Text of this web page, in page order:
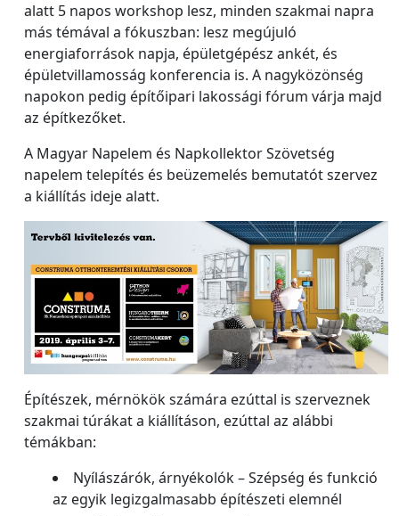
alatt 5 napos workshop lesz, minden szakmai napra
más témával a fókuszban: lesz megújuló
energiaforrások napja, épületgépész ankét, és
épületvillamosság konferencia is. A nagyközönség
napokon pedig építőipari lakossági fórum várja majd
az építkezőket.
A Magyar Napelem és Napkollektor Szövetség
napelem telepítés és beüzemelés bemutatót szervez
a kiállítás ideje alatt.
Építészek, mérnökök számára ezúttal is szerveznek
szakmai túrákat a kiállításon, ezúttal az alábbi
témákban:
Nyílászárók, árnyékolók – Szépség és funkció
az egyik legizgalmasabb építészeti elemnél